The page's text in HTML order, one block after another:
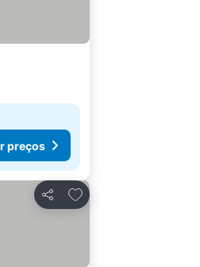
preços
Partilhar
Adicionar aos favoritos